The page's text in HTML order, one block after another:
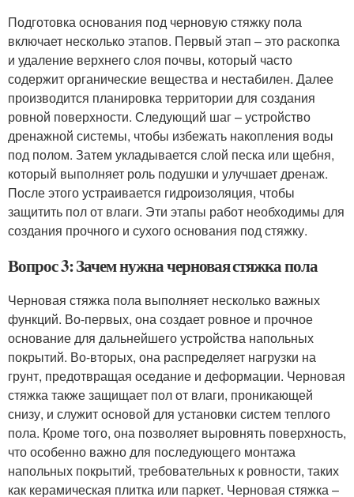
Подготовка основания под черновую стяжку пола
включает несколько этапов. Первый этап – это раскопка
и удаление верхнего слоя почвы, который часто
содержит органические вещества и нестабилен. Далее
производится планировка территории для создания
ровной поверхности. Следующий шаг – устройство
дренажной системы, чтобы избежать накопления воды
под полом. Затем укладывается слой песка или щебня,
который выполняет роль подушки и улучшает дренаж.
После этого устраивается гидроизоляция, чтобы
защитить пол от влаги. Эти этапы работ необходимы для
создания прочного и сухого основания под стяжку.
Вопрос 3: Зачем нужна черновая стяжка пола
Черновая стяжка пола выполняет несколько важных
функций. Во-первых, она создает ровное и прочное
основание для дальнейшего устройства напольных
покрытий. Во-вторых, она распределяет нагрузки на
грунт, предотвращая оседание и деформации. Черновая
стяжка также защищает пол от влаги, проникающей
снизу, и служит основой для установки систем теплого
пола. Кроме того, она позволяет выровнять поверхность,
что особенно важно для последующего монтажа
напольных покрытий, требовательных к ровности, таких
как керамическая плитка или паркет. Черновая стяжка –